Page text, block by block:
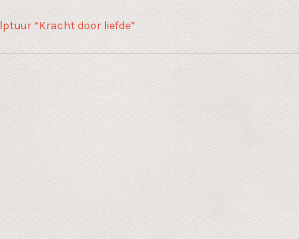
“Kracht door liefde”